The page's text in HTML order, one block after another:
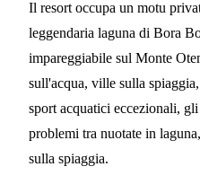
Il resort occupa un motu
leggendaria laguna di Bora
impareggiabile sul Monte
sull'acqua, ville sulla
sport acquatici eccezionali,
problemi tra nuotate in
sulla spiaggia.